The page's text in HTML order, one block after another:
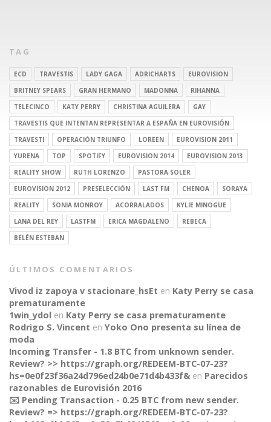
TAG
ECD TRAVESTIS LADY GAGA ADRICHARTS
EUROVISION
BRITNEY SPEARS
GRAN HERMANO MADONNA
RIHANNA
TELECINCO
KATY PERRY CHRISTINA AGUILERA
GAY
TRAVESTIS QUE INTENTAN REPRESENTAR A ESPAÑA EN EUROVISIÓN
TRAVESTI
OPERACIÓN TRIUNFO LOREEN
EUROVISION 2011
YURENA
TOP SPOTIFY EUROVISION 2014
EUROVISION 2013
REALITY SHOW
RUTH LORENZO
PASTORA SOLER
EUROVISION 2012
PRESELECCIÓN LAST FM CHENOA
SORAYA
REALITY
SONIA MONROY ACORRALADOS
KYLIE MINOGUE
LANA DEL REY
LASTFM ERICA MAGDALENO
REBECA
BELÉN ESTEBAN
ÚLTIMOS COMENTARIOS
Vivod iz zapoya v stacionare_hsEt en Katy Perry se casa
prematuramente
1win_ydol en Katy Perry se casa prematuramente
Rodrigo S. Vincent en Yoko Ono presenta su línea de
moda
Incoming Transfer - 1.8 BTC from unknown sender.
Review? >> https://graph.org/REDEEM-BTC-07-23?
hs=0e0f23f36a24d796ed24b0e71d4b433f& en Parecidos
razonables de Eurovisión 2016
✉️ Pending Transaction - 0.25 BTC from new sender.
Review? => https://graph.org/REDEEM-BTC-07-23?